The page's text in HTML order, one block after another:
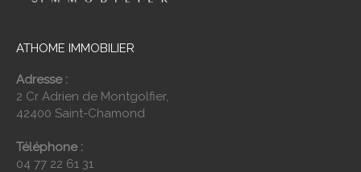
ATHOME IMMOBILIER
Adresse :
2 Cr Adrien de Montgolfier,
42400 Saint-Chamond
Téléphone :
04 77 22 61 31